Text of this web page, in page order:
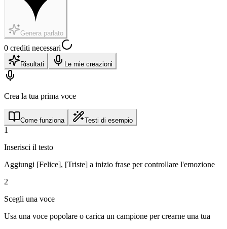
Genera parlato
0 crediti necessari
Risultati Le mie creazioni
Crea la tua prima voce
Come funziona Testi di esempio
1
Inserisci il testo
Aggiungi [Felice], [Triste] a inizio frase per controllare l'emozione
2
Scegli una voce
Usa una voce popolare o carica un campione per crearne una tua